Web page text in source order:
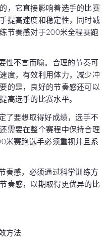
，它直接影响着选手的比赛
提高速度和稳定性，同时减
节奏感对于200米全程赛跑
性不言而喻。合理的节奏可
度，有效利用体力，减少冲
的是，良好的节奏感还可以
高选手的比赛水平。
了要想取得好成绩，选手不
需要在整个赛程中保持合理
米赛跑选手必须重视并且系
奏感，必须通过科学训练方
奏感，以期取得更优异的比
方法